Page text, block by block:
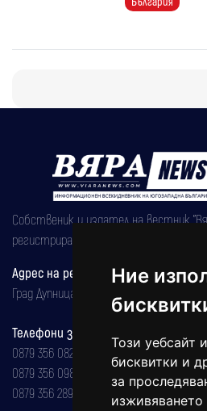
Ние
Този уебсайт
бисквитки и
за
изживяването
Собственик и издател на вестник
регистрирана на 08.05.2002 година.
Адрес на редакцията
Град Дупница, ул.''Христо Ботев" 43
Телефони за реклама и абонаменти
0879 356 082
0879 356 098
0879 356 289